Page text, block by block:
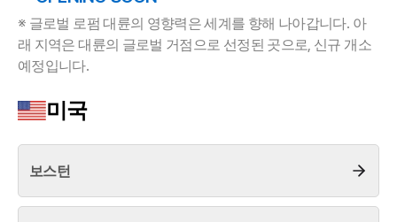
AI대륜
법률정보
※ 글로벌 로펌 대륜의 영향력은 세계를 향해 나아갑니다. 아
래 지역은 대륜의 글로벌 거점으로 선정된 곳으로, 신규 개소
예정입니다.
미국
보스턴